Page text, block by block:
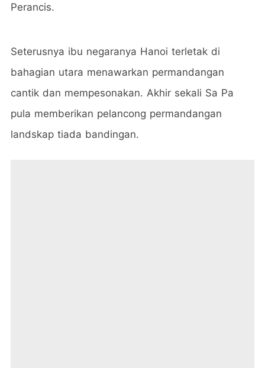
Perancis.
Seterusnya ibu negaranya Hanoi terletak di
bahagian utara menawarkan permandangan
cantik dan mempesonakan. Akhir sekali Sa Pa
pula memberikan pelancong permandangan
landskap tiada bandingan.